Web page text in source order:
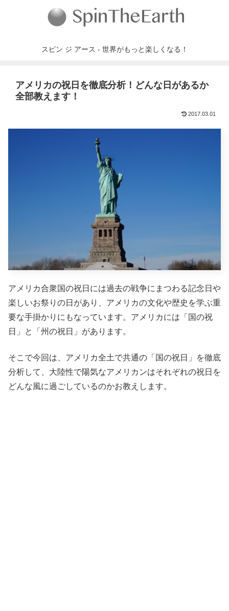
スピン ジ アース - 世界がもっと楽しくなる！
アメリカの祝日を徹底分析！どんな日があるか
全部教えます！
2017.03.01
アメリカ合衆国の祝日には過去の戦争にまつわる記念日や
楽しいお祭りの日があり、アメリカの文化や歴史を学ぶ重
要な手掛かりにもなっています。アメリカには「国の祝
日」と「州の祝日」があります。
そこで今回は、アメリカ全土で共通の「国の祝日」を徹底
分析して、大陸性で陽気なアメリカンはそれぞれの祝日を
どんな風に過ごしているのかお教えします。